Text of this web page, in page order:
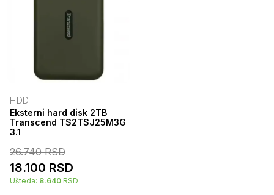
HDD
Eksterni hard disk 2TB
Transcend TS2TSJ25M3G
3.1
26.740RSD
18.100 RSD
Ušteda: 8.640 RSD